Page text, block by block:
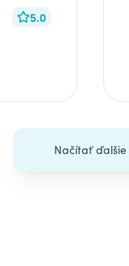
5.0
Načítať ďalšie